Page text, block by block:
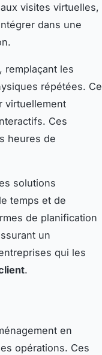
visites virtuelles,
dans une
remplaçant les
répétées. Ce
virtuellement
Ces
heures de
solutions
temps et de
de planification
un
qui les
.
en
opérations. Ces